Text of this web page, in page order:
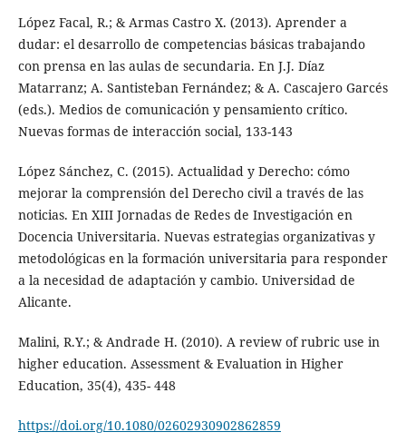
López Facal, R.; & Armas Castro X. (2013). Aprender a
dudar: el desarrollo de competencias básicas trabajando
con prensa en las aulas de secundaria. En J.J. Díaz
Matarranz; A. Santisteban Fernández; & A. Cascajero Garcés
(eds.). Medios de comunicación y pensamiento crítico.
Nuevas formas de interacción social, 133-143
López Sánchez, C. (2015). Actualidad y Derecho: cómo
mejorar la comprensión del Derecho civil a través de las
noticias. En XIII Jornadas de Redes de Investigación en
Docencia Universitaria. Nuevas estrategias organizativas y
metodológicas en la formación universitaria para responder
a la necesidad de adaptación y cambio. Universidad de
Alicante.
Malini, R.Y.; & Andrade H. (2010). A review of rubric use in
higher education. Assessment & Evaluation in Higher
Education, 35(4), 435- 448
https://doi.org/10.1080/02602930902862859